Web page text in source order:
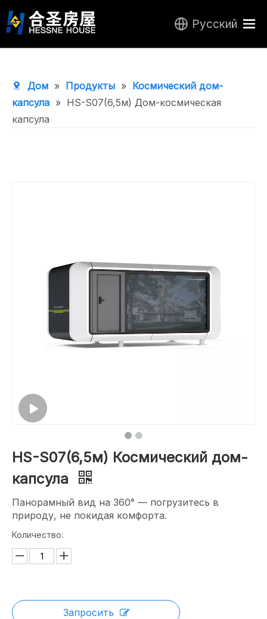
Продукты
О нас
Центр исследований и разработок
Pусский
Дом » Продукты » Космический дом-
капсула » HS-S07(6,5м) Дом-космическая
капсула
HS-S07(6,5м) Космический дом-
капсула
Панорамный вид на 360° — погрузитесь в
природу, не покидая комфорта.
Количество:
Запросить